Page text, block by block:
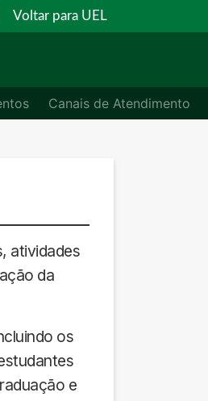
Voltar para UEL
Canais de Atendimento
atividades
da
os
e